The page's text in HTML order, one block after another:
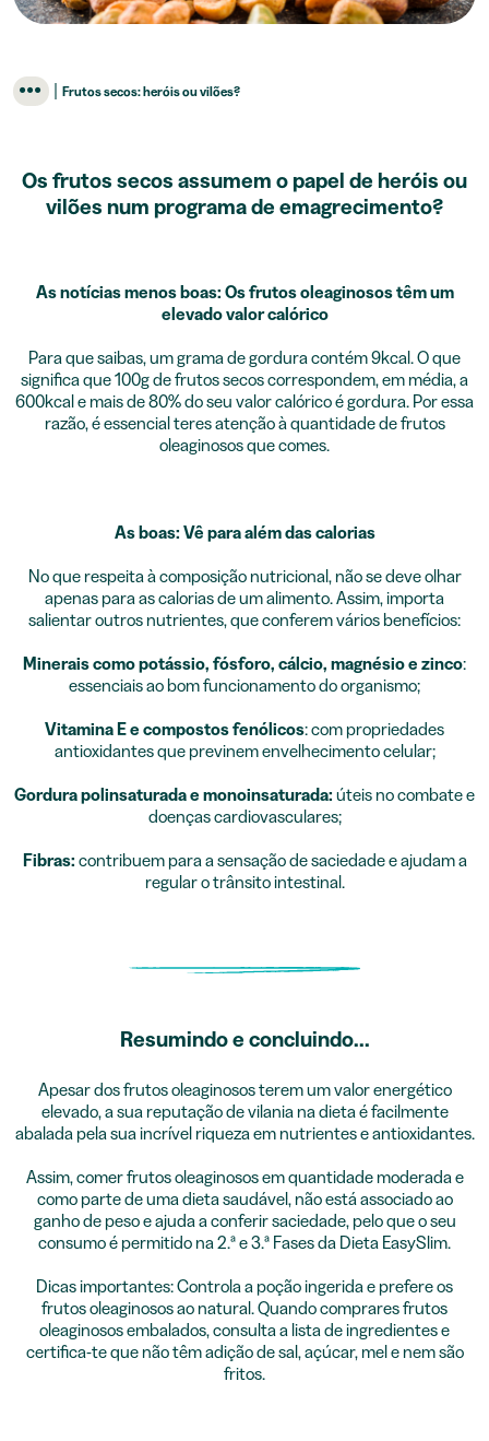
Frutos secos: heróis ou vilões?
Os frutos secos assumem o papel de heróis ou
vilões num programa de emagrecimento?
As notícias menos boas: Os frutos oleaginosos têm um
elevado valor calórico
Para que saibas, um grama de gordura contém 9kcal. O que
significa que 100g de frutos secos correspondem, em média, a
600kcal e mais de 80% do seu valor calórico é gordura. Por essa
razão, é essencial teres atenção à quantidade de frutos
oleaginosos que comes.
As boas: Vê para além das calorias
No que respeita à composição nutricional, não se deve olhar
apenas para as calorias de um alimento. Assim, importa
salientar outros nutrientes, que conferem vários benefícios:
Minerais como potássio, fósforo, cálcio, magnésio e zinco:
essenciais ao bom funcionamento do organismo;
Vitamina E e compostos fenólicos: com propriedades
antioxidantes que previnem envelhecimento celular;
Gordura polinsaturada e monoinsaturada: úteis no combate e
doenças cardiovasculares;
Fibras: contribuem para a sensação de saciedade e ajudam a
regular o trânsito intestinal.
Resumindo e concluindo...
Apesar dos frutos oleaginosos terem um valor energético
elevado, a sua reputação de vilania na dieta é facilmente
abalada pela sua incrível riqueza em nutrientes e antioxidantes.
Assim, comer frutos oleaginosos em quantidade moderada e
como parte de uma dieta saudável, não está associado ao
ganho de peso eajuda a conferir saciedade, pelo que o seu
consumo é permitido na 2.ª e 3.ª Fases da Dieta EasySlim.
Dicas importantes: Controla a poção ingerida e prefere os
frutos oleaginosos ao natural. Quando comprares frutos
oleaginosos embalados, consulta a lista de ingredientes e
certifica-te que não têm adição de sal, açúcar, mel e nem são
fritos.